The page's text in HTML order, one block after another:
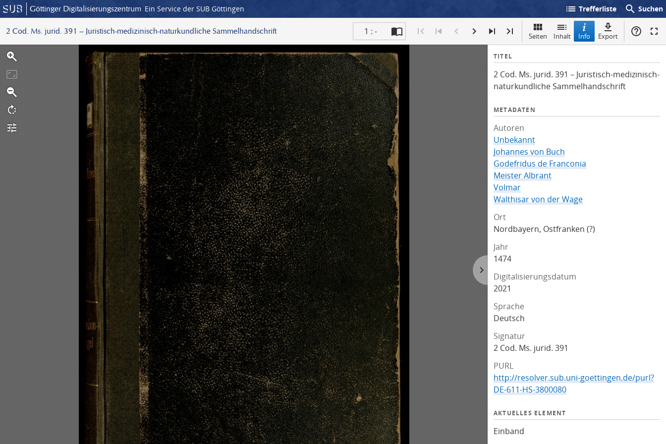
Göttinger Digitalisierungszentrum Ein Service der SUB Göttingen list Trefferliste search Suchen
2 Cod. Ms. jurid. 391 – Juristisch-medizinisch-naturkundliche Sammelhandschrift 1 : - Seiten Inhalt Info Export
I
f
o
TITEL
2 Cod. Ms. jurid. 391 – Juristisch-medizinisch-
naturkundliche Sammelhandschrift
METADATEN
Autoren
Unbekannt
Johannes von Buch
Godefridus de Franconia
Meister Albrant
Volmar
Walthisar von der Wage
Ort
Nordbayern, Ostfranken (?)
Jahr
1474
Digitalisierungsdatum
2021
Sprache
Deutsch
Signatur
2 Cod. Ms. jurid. 391
PURL
http://resolver.sub.uni-goettingen.de/purl?
DE-611-HS-3800080
AKTUELLES ELEMENT
Einband